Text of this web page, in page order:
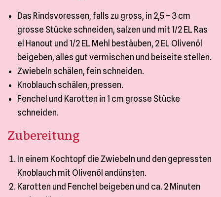
Das Rindsvoressen, falls zu gross, in 2,5 – 3 cm
grosse Stücke schneiden, salzen und mit 1/2 EL Ras
el Hanout und 1/2 EL Mehl bestäuben, 2 EL Olivenöl
beigeben, alles gut vermischen und beiseite stellen.
Zwiebeln schälen, fein schneiden.
Knoblauch schälen, pressen.
Fenchel und Karotten in 1 cm grosse Stücke
schneiden.
Zubereitung
In einem Kochtopf die Zwiebeln und den gepressten
Knoblauch mit Olivenöl andünsten.
Karotten und Fenchel beigeben und ca. 2 Minuten